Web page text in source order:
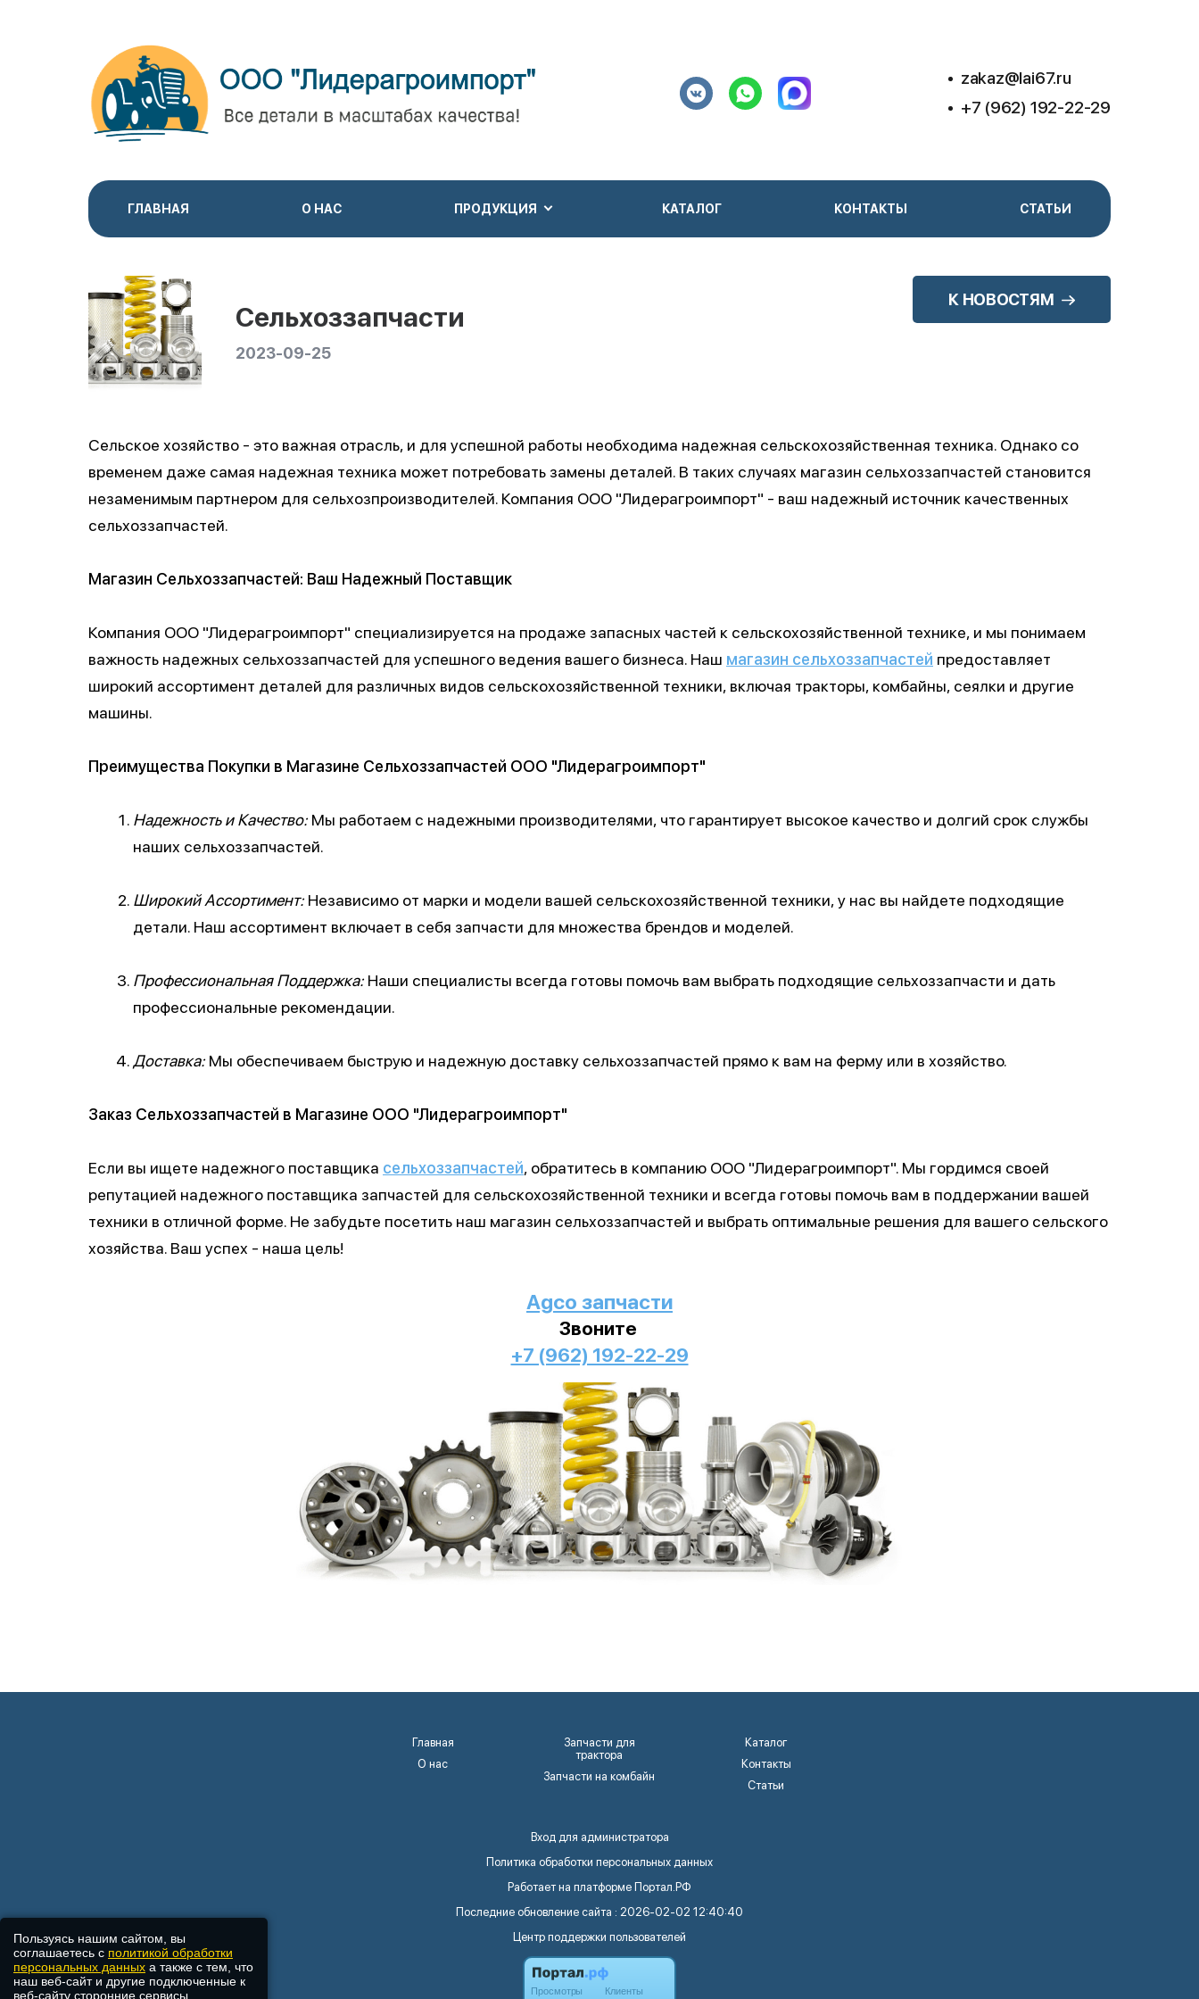
Пользуясь нашим сайтом, вы
соглашаетесь с политикой обработки
персональных данных а также с тем, что
наш веб-сайт и другие подключенные к
веб-сайту сторонние сервисы
zakaz@lai67.ru
+7 (962) 192-22-29
ГЛАВНАЯ О НАС ПРОДУКЦИЯ КАТАЛОГ КОНТАКТЫ СТАТЬИ
Сельхоззапчасти
2023-09-25
К НОВОСТЯМ
Сельское хозяйство - это важная отрасль, и для успешной работы необходима надежная сельскохозяйственная техника. Однако со
временем даже самая надежная техника может потребовать замены деталей. В таких случаях магазин сельхоззапчастей становится
незаменимым партнером для сельхозпроизводителей. Компания ООО "Лидерагроимпорт" - ваш надежный источник качественных
сельхоззапчастей.
Магазин Сельхоззапчастей: Ваш Надежный Поставщик
Компания ООО "Лидерагроимпорт" специализируется на продаже запасных частей к сельскохозяйственной технике, и мы понимаем
важность надежных сельхоззапчастей для успешного ведения вашего бизнеса. Наш магазин сельхоззапчастей предоставляет
широкий ассортимент деталей для различных видов сельскохозяйственной техники, включая тракторы, комбайны, сеялки и другие
машины.
Преимущества Покупки в Магазине Сельхоззапчастей ООО "Лидерагроимпорт"
Надежность и Качество:Мы работаем с надежными производителями, что гарантирует высокое качество и долгий срок службы
наших сельхоззапчастей.
Широкий Ассортимент:Независимо от марки и модели вашей сельскохозяйственной техники, у нас вы найдете подходящие
детали. Наш ассортимент включает в себя запчасти для множества брендов и моделей.
Профессиональная Поддержка:Наши специалисты всегда готовы помочь вам выбрать подходящие сельхоззапчасти и дать
профессиональные рекомендации.
Доставка:Мы обеспечиваем быструю и надежную доставку сельхоззапчастей прямо к вам на ферму или в хозяйство.
Заказ Сельхоззапчастей в Магазине ООО "Лидерагроимпорт"
Если вы ищете надежного поставщика сельхоззапчастей, обратитесь в компанию ООО "Лидерагроимпорт". Мы гордимся своей
репутацией надежного поставщика запчастей для сельскохозяйственной техники и всегда готовы помочь вам в поддержании вашей
техники в отличной форме. Не забудьте посетить наш магазин сельхоззапчастей и выбрать оптимальные решения для вашего сельского
хозяйства. Ваш успех - наша цель!
Аgco запчасти
Звоните
+7 (962) 192-22-29
Главная
О нас
Запчасти для
трактора
Запчасти на комбайн
Каталог
Контакты
Статьи
Вход для администратора
Политика обработки персональных данных
Работает на платформе Портал.РФ
Последние обновление сайта : 2026-02-02 12:40:40
Центр поддержки пользователей